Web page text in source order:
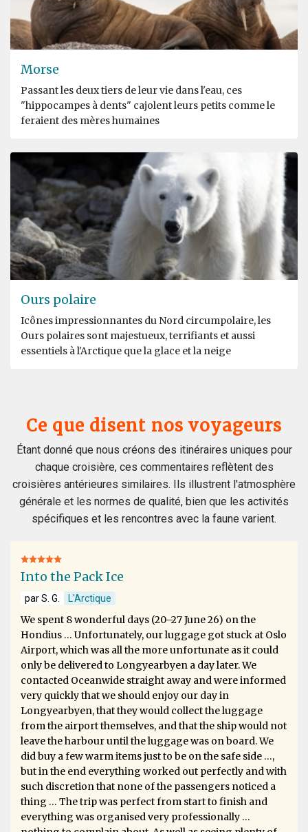
Morse
Passant les deux tiers de leur vie dans l'eau, ces
"hippocampes à dents" cajolent leurs petits comme le
feraient des mères humaines
Ours polaire
Icônes impressionnantes du Nord circumpolaire, les
Ours polaires sont majestueux, terrifiants et aussi
essentiels à l'Arctique que la glace et la neige
Ce que disent nos voyageurs
Étant donné que nous créons des itinéraires uniques pour
chaque croisière, ces commentaires reflètent des
croisières antérieures similaires. Ils illustrent l'atmosphère
générale et les normes de qualité, bien que les activités
spécifiques et les rencontres avec la faune varient.
Into the Pack Ice
par S. G. L'Arctique
We spent 8 wonderful days (20–27 June 26) on the
Hondius … Unfortunately, our luggage got stuck at Oslo
Airport, which was all the more unfortunate as it could
only be delivered to Longyearbyen a day later. We
contacted Oceanwide straight away and were informed
very quickly that we should enjoy our day in
Longyearbyen, that they would collect the luggage
from the airport themselves, and that the ship would not
leave the harbour until the luggage was on board. We
did buy a few warm items just to be on the safe side …,
but in the end everything worked out perfectly and with
such discretion that none of the passengers noticed a
thing … The trip was perfect from start to finish and
everything was organised very professionally …